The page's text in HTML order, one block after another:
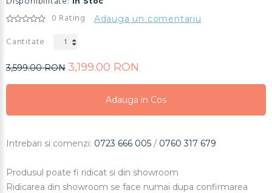
0 Rating Adauga un comentariu
Cantitate
3,599.00 RON 3,199.00 RON
Adauga in Cos
Adauga in Cos
Intrebari si comenzi: 0723 666 005 / 0760 317 679
Produsul poate fi ridicat si din showroom
Ridicarea din showroom se face numai dupa confirmarea